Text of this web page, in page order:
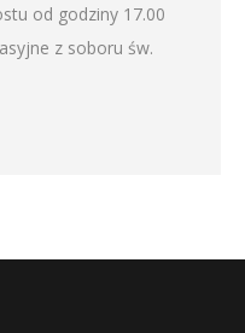
od godziny 17.00
z soboru św.